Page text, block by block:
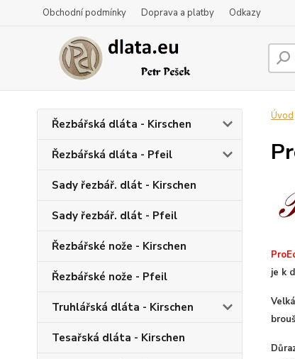
Obchodní podmínky Doprava a platby Odkazy
Řezbářská dláta - Kirschen
Řezbářská dláta - Pfeil
Sady řezbář. dlát - Kirschen
Sady řezbář. dlát - Pfeil
Řezbářské nože - Kirschen
Řezbářské nože - Pfeil
Truhlářská dláta - Kirschen
Tesařská dláta - Kirschen
Úvod
je k